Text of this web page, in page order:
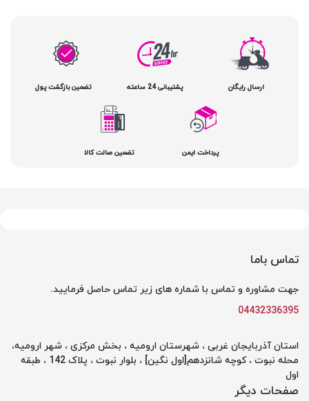
ارسال رایگان پشتیبانی 24 ساعته تضمین بازگشت پول
پرداخت ایمن تضمین صالت کالا
تماس باما
جهت مشاوره و تماس با شماره های زیر تماس حاصل فرمایید.
04432336395
استان آذربایجان غربی ، شهرستان ارومیه ، بخش مرکزی ، شهر ارومیه،
محله نبوت ، کوچه شانزدهم[اول نگین] ، بلوار نبوت ، پلاک 142 ، طبقه
اول
صفحات دیگر